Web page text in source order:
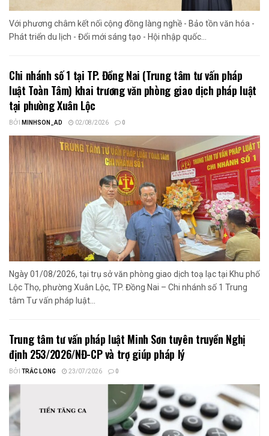
Với phương châm kết nối cộng đồng làng nghề - Bảo tồn văn hóa -
Phát triển du lịch - Đổi mới sáng tạo - Hội nhập quốc...
Chi nhánh số 1 tại TP. Đồng Nai (Trung tâm tư vấn pháp
luật Toàn Tâm) khai trương văn phòng giao dịch pháp luật
tại phường Xuân Lộc
BỞI MINHSON_AD 02/08/2026 0
Ngày 01/08/2026, tại trụ sở văn phòng giao dịch toạ lạc tại Khu phố
Lộc Thọ, phường Xuân Lộc, TP. Đồng Nai – Chi nhánh số 1 Trung
tâm Tư vấn pháp luật...
Trung tâm tư vấn pháp luật Minh Sơn tuyên truyền Nghị
định 253/2026/NĐ-CP và trợ giúp pháp lý
BỞI TRẮC LONG 23/07/2026 0